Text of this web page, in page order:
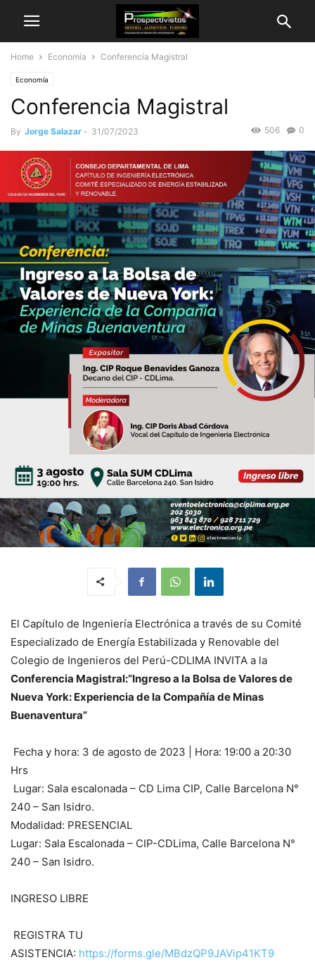
Home Economía Conferencia Magistral
Economía
Conferencia Magistral
By Jorge Salazar - 31/07/2023 0
506
El Capítulo de Ingeniería Electrónica a través de su Comité
Especializado de Energía Estabilizada y Renovable del
Colegio de Ingenieros del Perú-CDLIMA INVITA a la
Conferencia Magistral:”Ingreso a la Bolsa de Valores de
Nueva York: Experiencia de la Compañía de Minas
Buenaventura”
Fecha y hora: 3 de agosto de 2023 | Hora: 19:00 a 20:30
Hrs
Lugar: Sala escalonada – CD Lima CIP, Calle Barcelona N°
240 – San Isidro.
Modalidad: PRESENCIAL
Lugar: Sala Escalonada – CIP-CDLima, Calle Barcelona N°
240 – San Isidro.
INGRESO LIBRE
REGISTRA TU
ASISTENCIA: https://forms.gle/MBdzQP9JAVip41KT9